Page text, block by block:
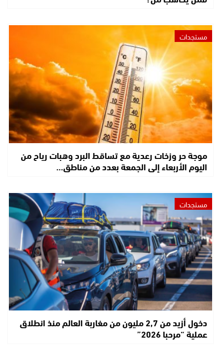
مستجدات
موجة حر وزخات رعدية مع تساقط البرد وهبات رياح من
اليوم الأربعاء إلى الجمعة بعدد من مناطق…
مستجدات
دخول أزيد من 2,7 مليون من مغاربة العالم منذ انطلاق
عملية “مرحبا 2026”